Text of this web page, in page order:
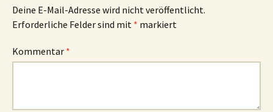
Deine E-Mail-Adresse wird nicht veröffentlicht.
Erforderliche Felder sind mit * markiert
Kommentar *